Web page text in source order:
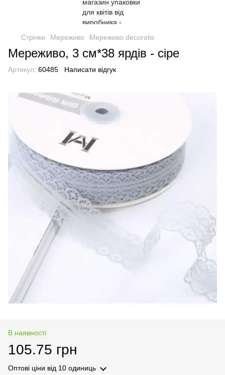
Стрічки Мереживо Мереживо decoralis
Мереживо, 3 см*38 ярдів - сіре
Артикул: 60485 Написати відгук
В наявності
105.75 грн
Оптові ціни від 10 одиниць